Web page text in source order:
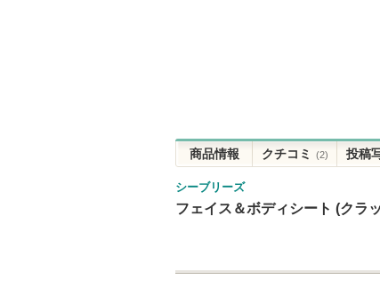
商品情報 クチコミ (2) 投稿
シーブリーズ
フェイス＆ボディシート (クラ